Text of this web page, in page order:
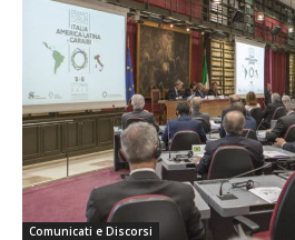
Comunicati e Discorsi